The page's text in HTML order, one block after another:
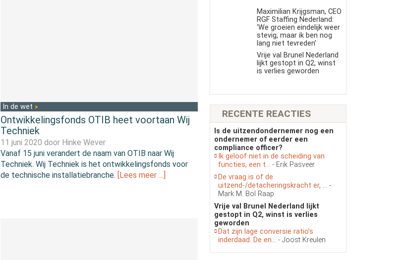
In de wet
Ontwikkelingsfonds OTIB heet voortaan Wij
Techniek
11 juni 2020 door Hinke Wever
Vanaf 15 juni verandert de naam van OTIB naar Wij
Techniek. Wij Techniek is het ontwikkelingsfonds voor
de technische installatiebranche. [Lees meer …]
Maximilian Krijgsman, CEO
RGF Staffing Nederland:
‘We groeien eindelijk weer
stevig, maar ik ben nog
lang niet tevreden’
Vrije val Brunel Nederland
lijkt gestopt in Q2, winst
is verlies geworden
RECENTE REACTIES
Is de uitzendondernemer nog een
ondernemer of eerder een
compliance officer?
Ik geloof niet in de scheiding van
functies, een t... - Erik Pasveer
De vraag is of de
uitzend-/detacheringskracht er, ... -
Mark M. Bol Raap
Vrije val Brunel Nederland lijkt
gestopt in Q2, winst is verlies
geworden
Dat zijn lage conversie ratio’s
inderdaad. De en... - Joost Kreulen